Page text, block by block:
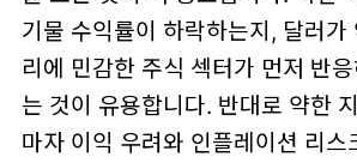
기물 수익률이 하락하는지, 달러가
리에 민감한 주식 섹터가 먼저 반
는 것이 유용합니다. 반대로 약한
마자 이익 우려와 인플레이션 리스